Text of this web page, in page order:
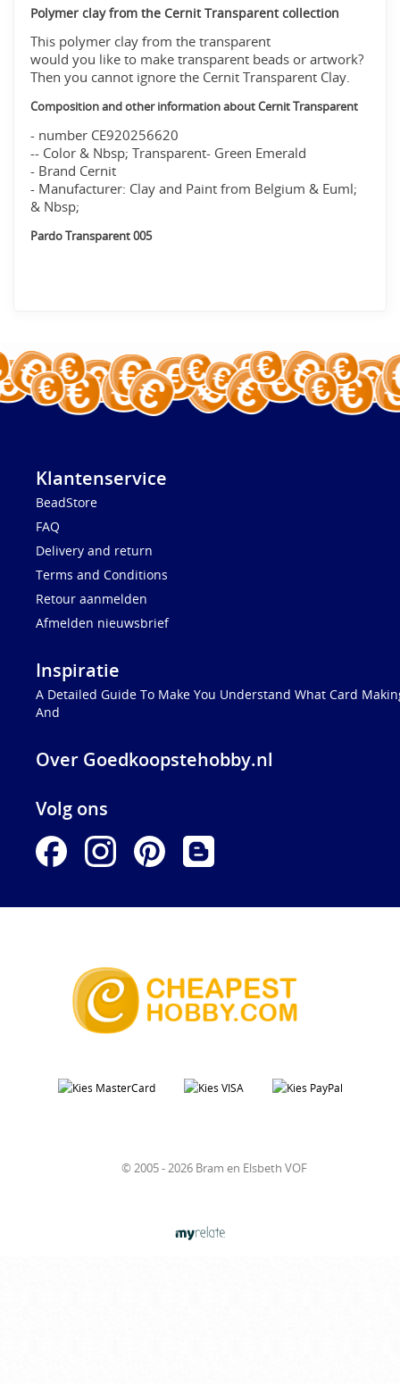
Polymer clay from the Cernit Transparent collection
This polymer clay from the transparent
would you like to make transparent beads or artwork?
Then you cannot ignore the Cernit Transparent Clay.
Composition and other information about Cernit Transparent
- number CE920256620
-- Color & Nbsp; Transparent- Green Emerald
- Brand Cernit
- Manufacturer: Clay and Paint from Belgium & Euml;
& Nbsp;
Pardo Transparent 005
Klantenservice
BeadStore
FAQ
Delivery and return
Terms and Conditions
Retour aanmelden
Afmelden nieuwsbrief
Inspiratie
A Detailed Guide To Make You Understand What Card
And
Over Goedkoopstehobby.nl
Volg ons
© 2005 - 2026 Bram en Elsbeth VOF